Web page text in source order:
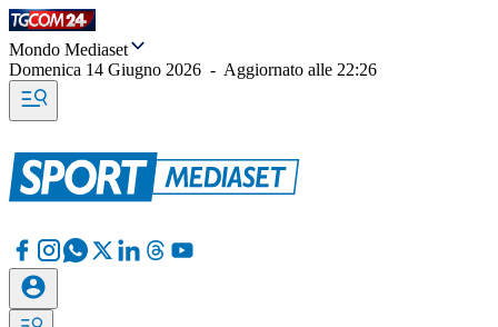
Mondo Mediaset
Domenica 14 Giugno 2026 - Aggiornato alle 22:26